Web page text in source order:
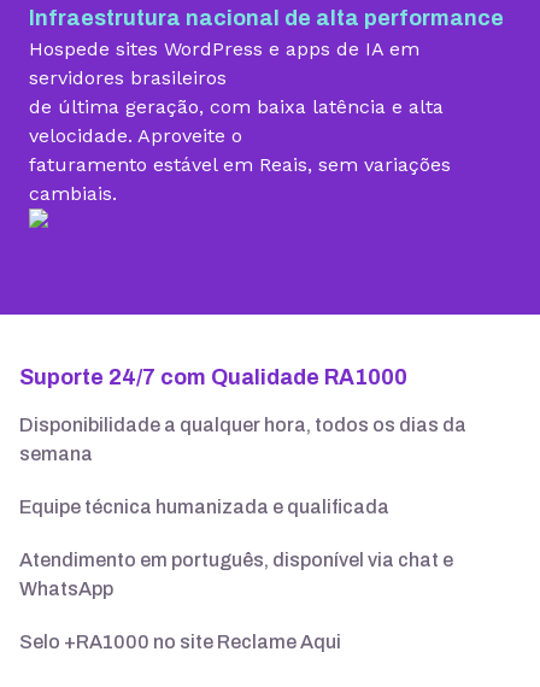
Criador de Sites grátis
Armazenamento
Suporte 24/7 com especialistas
30 dias para pedir reembolso
SSL ilimitado grátis
Infraestrutura nacional de alta performance
Hospede sites WordPress e apps de IA em
servidores brasileiros
de última geração, com baixa latência e alta
velocidade. Aproveite o
faturamento estável em Reais, sem variações
cambiais.
Suporte 24/7 com Qualidade RA1000
Disponibilidade a qualquer hora, todos os dias da
semana
Equipe técnica humanizada e qualificada
Atendimento em português, disponível via chat e
WhatsApp
Selo +RA1000 no site Reclame Aqui